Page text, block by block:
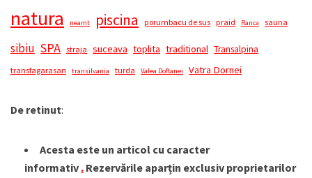
natura neamt piscina porumbacu de sus praid Ranca sauna
sibiu SPA straja suceava toplita traditional Transalpina
transfagarasan transilvania turda Valea Doftanei Vatra Dornei
De retinut:
Acesta este un articol cu caracter
informativ . Rezervările aparțin exclusiv proprietarilor